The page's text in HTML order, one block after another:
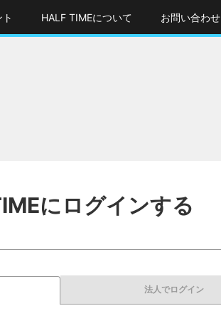
HALF TIMEについて お問い合わせ
にログインする
法人でログイン